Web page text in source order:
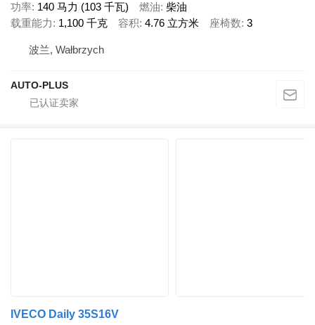
功率 140 马力 (103 千瓦) 燃油 柴油
载重能力
1,100 千克 容积 4.76 立方米 座椅数 3
波兰, Wałbrzych
AUTO-PLUS
IVECO Daily 35S16V